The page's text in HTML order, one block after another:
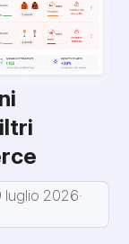
luglio 2026·